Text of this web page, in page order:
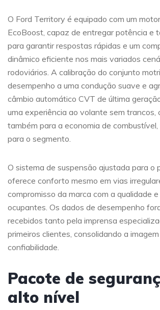
O Ford Territory é equipado com um
EcoBoost, capaz de entregar potência e
para garantir respostas rápidas e um
dinâmico eficiente nos mais variados
rodoviários. A calibração do conjunto
desempenho a uma condução suave e
câmbio automático CVT de última
uma experiência ao volante sem trancos,
também para a economia de
para o segmento.
O sistema de suspensão ajustada para o
oferece conforto mesmo em vias
compromisso da marca com a qualidade
ocupantes. Os dados de desempenho
recebidos tanto pela imprensa
primeiros clientes, consolidando a
confiabilidade.
Pacote de
alto nível